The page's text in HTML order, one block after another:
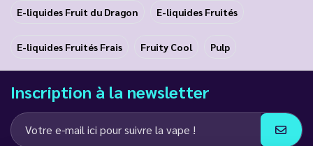
E-liquides Fruit du Dragon E-liquides Fruités
E-liquides Fruités Frais Fruity Cool Pulp
Inscription à la newsletter